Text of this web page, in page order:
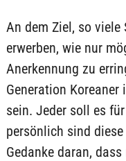
An dem Ziel, so viele
erwerben, wie nur
Anerkennung zu
Generation
sein. Jeder soll es
persönlich sind
Gedanke daran,